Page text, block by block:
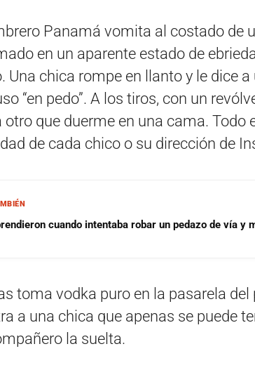
Panamá vomita al costado de
en un aparente estado de
Una chica rompe en llanto y le dice a
“en pedo”. A los tiros, con un
que duerme en una cama. Todo
de cada chico o su dirección de
cuando intentaba robar un pedazo de vía y
toma vodka puro en la pasarela del
a una chica que apenas se puede
la suelta.